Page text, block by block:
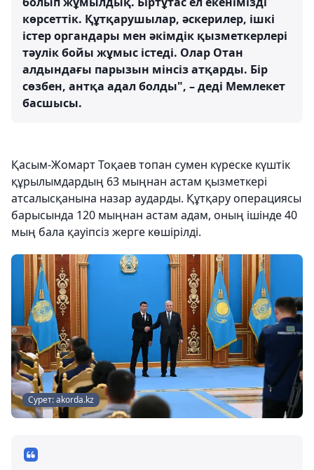
көрсеттік. Құтқарушылар, әскерилер, ішкі
істер органдары мен әкімдік қызметкерлері
тәулік бойы жұмыс істеді. Олар Отан
алдындағы парызын мінсіз атқарды. Бір
сөзбен, антқа адал болды", – деді Мемлекет
басшысы.
Қасым-Жомарт Тоқаев топан сумен күреске күштік
құрылымдардың 63 мыңнан астам қызметкері
атсалысқанына назар аударды. Құтқару операциясы
барысында 120 мыңнан астам адам, оның ішінде 40
мың бала қауіпсіз жерге көшірілді.
Сурет: akorda.kz